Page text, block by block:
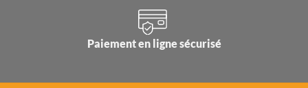
Paiement en ligne sécurisé